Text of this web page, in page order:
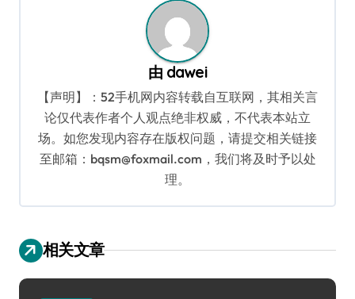
由 dawei
【声明】：52手机网内容转载自互联网，其相关言
论仅代表作者个人观点绝非权威，不代表本站立
场。如您发现内容存在版权问题，请提交相关链接
至邮箱：bqsm@foxmail.com，我们将及时予以处
理。
相关文章